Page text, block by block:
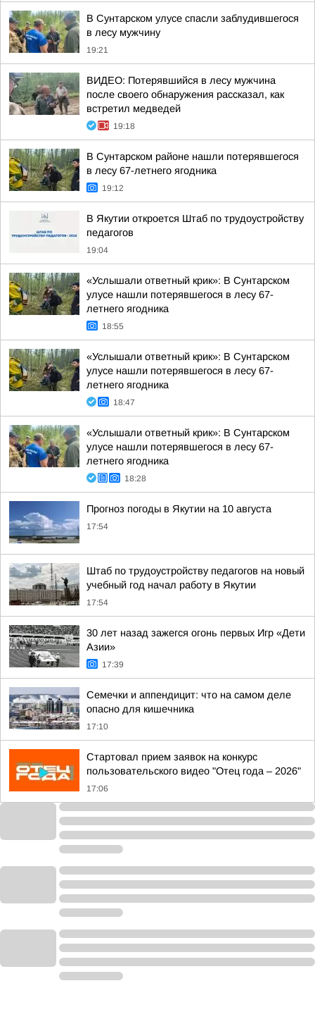
В Сунтарском улусе спасли заблудившегося
в лесу мужчину
19:21
ВИДЕО: Потерявшийся в лесу мужчина
после своего обнаружения рассказал, как
встретил медведей
19:18
В Сунтарском районе нашли потерявшегося
в лесу 67-летнего ягодника
19:12
В Якутии откроется Штаб по трудоустройству
педагогов
19:04
«Услышали ответный крик»: В Сунтарском
улусе нашли потерявшегося в лесу 67-
летнего ягодника
18:55
«Услышали ответный крик»: В Сунтарском
улусе нашли потерявшегося в лесу 67-
летнего ягодника
18:47
«Услышали ответный крик»: В Сунтарском
улусе нашли потерявшегося в лесу 67-
летнего ягодника
18:28
Прогноз погоды в Якутии на 10 августа
17:54
Штаб по трудоустройству педагогов на новый
учебный год начал работу в Якутии
17:54
30 лет назад зажегся огонь первых Игр «Дети
Азии»
17:39
Семечки и аппендицит: что на самом деле
опасно для кишечника
17:10
Стартовал прием заявок на конкурс
пользовательского видео "Отец года – 2026"
17:06